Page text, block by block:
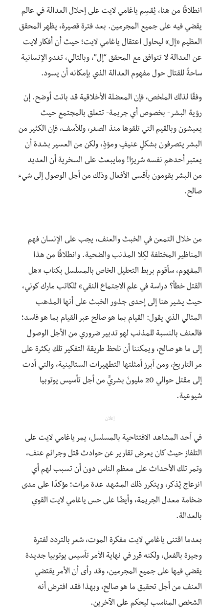
انطلاقًا من هنا، يُقسِم ياغامي لايت على إحلال العدالة في عالم
يقضي فيه على جميع المجرمين. بعد فترة قصيرة، يظهر المحقق
العظيم «إل» ليحاول اعتقال ياغامي لايت؛ حيث أن أفكار لايت
عن العدالة لا تتوافق مع المحقق “إل”، وبالتالي، تغدو الإنسانية
ساحةً للقتال حول مفهوم العدالة الذي بإمكانه أن يسود.
وفقًا لذلك الملخص، فإن المعضلة الأخلاقية قد باتت أوضح. إن
رؤية البشر- بخصوص أي جريمة- تتعلق بالمجتمع حيث
يعيشون وبالقيم التي تلقوها منذ الصغر، وللأسف، فإن الكثير من
البشر يتصرفون بشكلٍ عنيفٍ ومؤذٍ، ولكن من العسير بشدة أن
يعتبر أحدهم نفسه شريرًا! ومايبعث على السخرية أن العديد
من البشر يقومون بأقسى الأفعال وذلك من أجل الوصول إلى شيء
صالح.
من خلال التمعن في الخبث والعنف، يجب على الإنسان فهم
المناظير المختلفة لكِلا المذنب والضحية. وانطلاقًا من هذا
المفهوم، سأقوم بربط التحليل الخاص بالمسلسل بكتاب «هل
القتل خطأ؟ دراسة في علم الاجتماع النقي» للكاتب مارك كوني،
حيث يشير هنا إلى إحدى جذور الخبث على أنها المذهب
المثالي الذي يقول: القيام بما هو صالح عبر القيام بما هو فاسد؛
فالعنف بالنسبة للمذنب لهو تدبير ضروري من الأجل الوصول
إلى ما هو صالح، ويمكننا أن نلحظ طريقة التفكير تلك بكثرة على
مر التاريخ، ومن أبرز أمثلتها التطهيرات الستالينية، والتي أدت
إلى مقتل حوالي 20 مليونَ بشريٍّ من أجل تأسيس يوتوبيا
شيوعية.
إعلان
في أحد المشاهد الافتتاحية بالمسلسل، يمر ياغامي لايت على
التلفاز حيث كان يعرض تقارير عن حوادث قتل وجرائم عنف،
وتمر تلك الأحداث على معظم الناس دون أن تسبب لهم أي
انزعاج يُذكر، ويتكرر ذلك المشهد عدة مرات؛ مؤكدًا على مدى
ضخامة معدل الجريمة، وأيضًا على حس ياغامي لايت القوي
بالعدالة.
بعدما اقتنى ياغامي لايت مفكرة الموت، شعر بالتردد لفترة
وجيزة بالفعل، ولكنه قرر في نهاية الأمر تأسيس يوتوبيا جديدة
يقضي فيها على جميع المجرمين، وقد رأى أن الأمر يقتضي
العنف من أجل تحقيق ما هو صالح، وبهذا فقد افترض أنه
الشخص المناسب ليحكم على الآخرين.